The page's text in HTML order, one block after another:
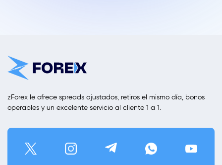
zForex le ofrece spreads ajustados, retiros el mismo día, bonos
operables y un excelente servicio al cliente 1 a 1.